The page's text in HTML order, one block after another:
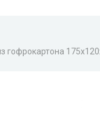
гофрокартона